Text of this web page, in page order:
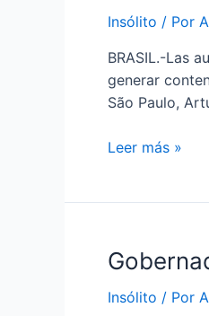
Insólito / Por
BRASIL.-Las
generar
São Paulo,
perros
transmisiones
en
vivo
generar
Leer más »
Insólito / Por
Gobernadora
Manabí